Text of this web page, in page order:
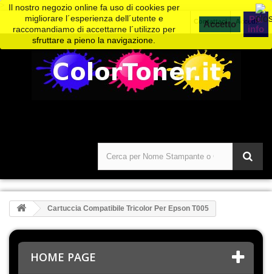
Accedi
Contattaci
Il nostro negozio online fa uso di cookies per
migliorare l´esperienza dell´utente e
raccomandiamo di accettarne l´utilizzo per
sfruttare a pieno la navigazione.
Piú
info
Cartuccia Compatibile Tricolor Per Epson T005
HOME PAGE